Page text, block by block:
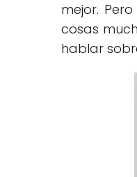
mejor.
cosas
hablar